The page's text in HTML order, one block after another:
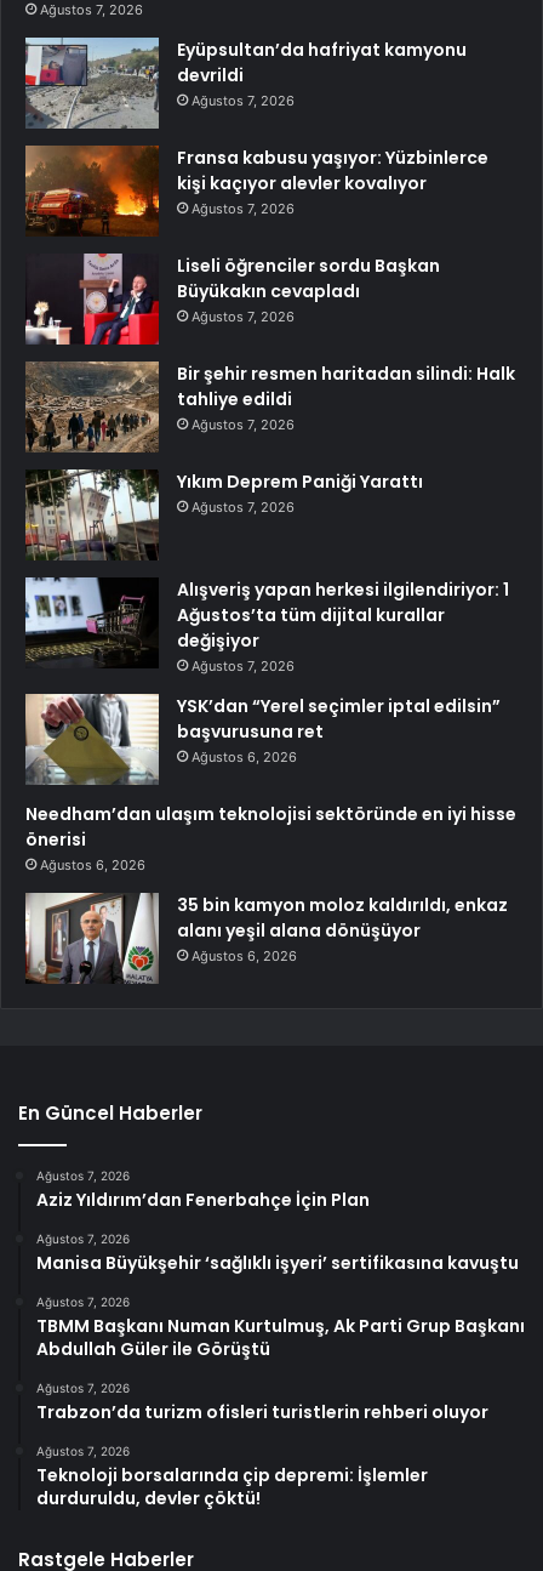
Ağustos 7, 2026
Eyüpsultan’da hafriyat kamyonu
devrildi
Ağustos 7, 2026
Fransa kabusu yaşıyor: Yüzbinlerce
kişi kaçıyor alevler kovalıyor
Ağustos 7, 2026
Liseli öğrenciler sordu Başkan
Büyükakın cevapladı
Ağustos 7, 2026
Bir şehir resmen haritadan silindi: Halk
tahliye edildi
Ağustos 7, 2026
Yıkım Deprem Paniği Yarattı
Ağustos 7, 2026
Alışveriş yapan herkesi ilgilendiriyor: 1
Ağustos’ta tüm dijital kurallar
değişiyor
Ağustos 7, 2026
YSK’dan “Yerel seçimler iptal edilsin”
başvurusuna ret
Ağustos 6, 2026
Needham’dan ulaşım teknolojisi sektöründe en iyi hisse
önerisi
Ağustos 6, 2026
35 bin kamyon moloz kaldırıldı, enkaz
alanı yeşil alana dönüşüyor
Ağustos 6, 2026
En Güncel Haberler
Ağustos 7, 2026
Aziz Yıldırım’dan Fenerbahçe İçin Plan
Ağustos 7, 2026
Manisa Büyükşehir ‘sağlıklı işyeri’ sertifikasına kavuştu
Ağustos 7, 2026
TBMM Başkanı Numan Kurtulmuş, Ak Parti Grup Başkanı
Abdullah Güler ile Görüştü
Ağustos 7, 2026
Trabzon’da turizm ofisleri turistlerin rehberi oluyor
Ağustos 7, 2026
Teknoloji borsalarında çip depremi: İşlemler
durduruldu, devler çöktü!
Rastgele Haberler